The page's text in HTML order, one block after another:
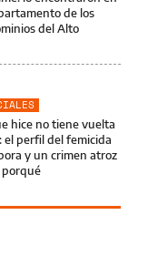
de los
del Alto
hice no tiene vuelta
el perfil del femicida
y un crimen atroz